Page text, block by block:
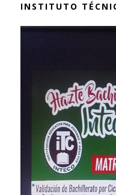
INSTITUTO